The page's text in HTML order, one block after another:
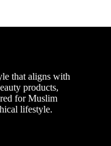
that aligns with
products,
for Muslim
lifestyle.